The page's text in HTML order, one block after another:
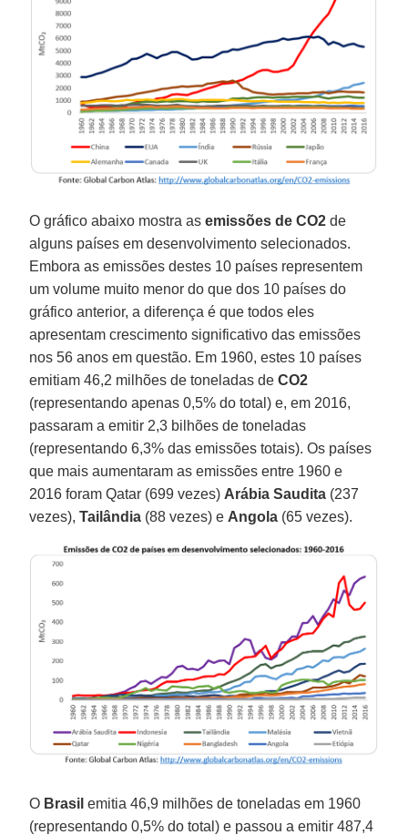
O gráfico abaixo mostra asemissões de CO2 de
alguns países em desenvolvimento selecionados.
Embora as emissões destes 10 países representem
um volume muito menor do que dos 10 países do
gráfico anterior, a diferença é que todos eles
apresentam crescimento significativo das emissões
nos 56 anos em questão. Em 1960, estes 10 países
emitiam 46,2 milhões de toneladas deCO2
(representando apenas 0,5% do total) e, em 2016,
passaram a emitir 2,3 bilhões de toneladas
(representando 6,3% das emissões totais). Os países
que mais aumentaram as emissões entre 1960 e
2016 foram Qatar (699 vezes) Arábia Saudita (237
vezes),Tailândia (88 vezes) e Angola (65 vezes).
O Brasil emitia 46,9 milhões de toneladas em 1960
(representando 0,5% do total) e passou a emitir 487,4